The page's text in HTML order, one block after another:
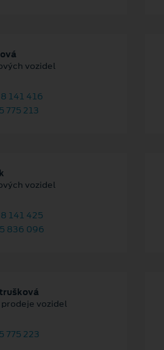
vozidel
141 416
775 213
vozidel
141 425
836 096
vozidel
775 223